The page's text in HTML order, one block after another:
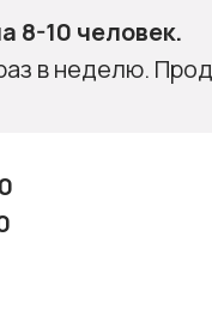
8-10 человек.
в неделю.